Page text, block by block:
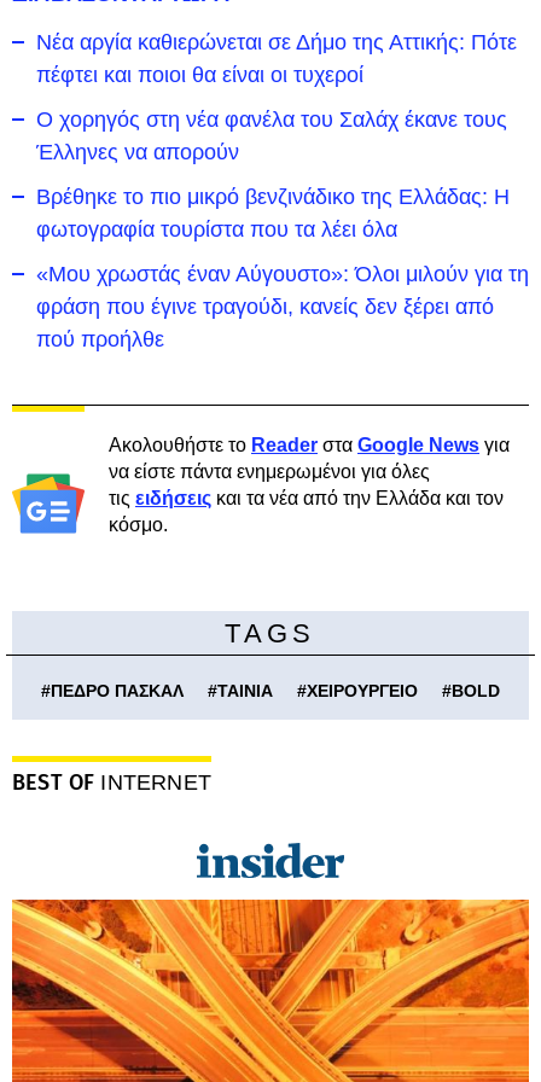
Νέα αργία καθιερώνεται σε Δήμο της Αττικής: Πότε
πέφτει και ποιοι θα είναι οι τυχεροί
Ο χορηγός στη νέα φανέλα του Σαλάχ έκανε τους
Έλληνες να απορούν
Βρέθηκε το πιο μικρό βενζινάδικο της Ελλάδας: Η
φωτογραφία τουρίστα που τα λέει όλα
«Μου χρωστάς έναν Αύγουστο»: Όλοι μιλούν για τη
φράση που έγινε τραγούδι, κανείς δεν ξέρει από
πού προήλθε
Ακολουθήστε το Reader στα Google News για
να είστε πάντα ενημερωμένοι για όλες
τις ειδήσεις και τα νέα από την Ελλάδα και τον
κόσμο.
TAGS
#ΠΕΔΡΟ ΠΑΣΚΑΛ #ΤΑΙΝΙΑ #ΧΕΙΡΟΥΡΓΕΙΟ #BOLD
BEST OF INTERNET